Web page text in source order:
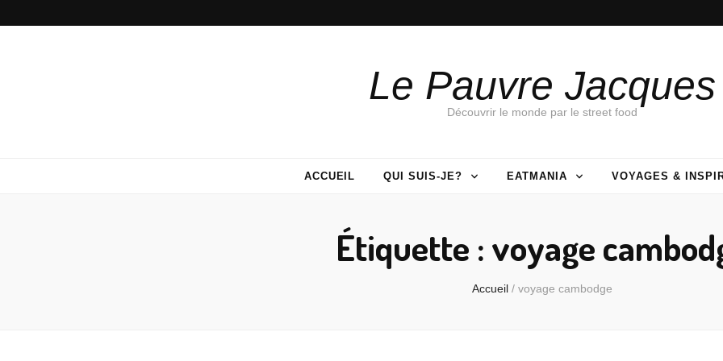
Le Pauvre Jacques
Découvrir le monde par le street food
ACCUEIL QUI SUIS-JE? EATMANIA VOYAGES &
Étiquette : voyage
Accueil / voyage cambodge